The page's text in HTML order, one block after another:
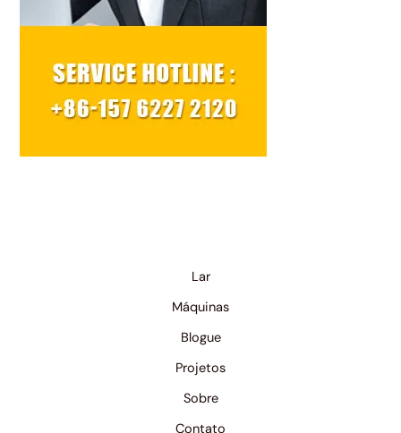
Lar
Máquinas
Blogue
Projetos
Sobre
Contato